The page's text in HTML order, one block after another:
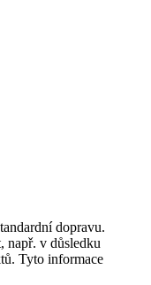
dopravu.
např. v důsledku
Tyto informace